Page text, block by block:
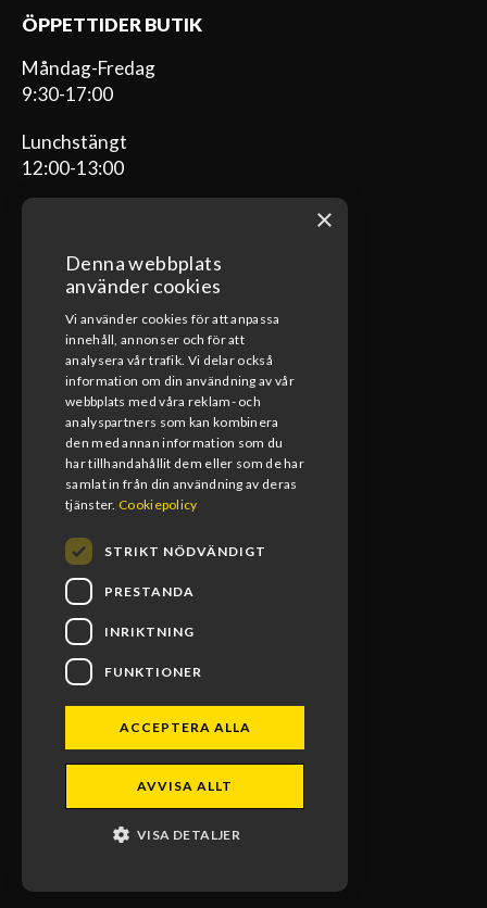
ÖPPETTIDER BUTIK
Måndag-Fredag
9:30-17:00
Lunchstängt
12:00-13:00
ÖPPETTIDER VERKSTAD
Måndag-Fredag
08:00-17:00
Lunchstängt
12:00-13:00
BLOMS MX RACING 2026. ALL RIGHTS RESERVED.
×
Denna webbplats
använder cookies
Vi använder cookies för att anpassa
innehåll, annonser och för att
analysera vår trafik. Vi delar också
information om din användning av vår
webbplats med våra reklam- och
analyspartners som kan kombinera
den med annan information som du
har tillhandahållit dem eller som de har
samlat in från din användning av deras
tjänster. Cookiepolicy
STRIKT NÖDVÄNDIGT
PRESTANDA
INRIKTNING
FUNKTIONER
ACCEPTERA ALLA
AVVISA ALLT
VISA DETALJER